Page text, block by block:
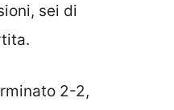
sei di
2-2,